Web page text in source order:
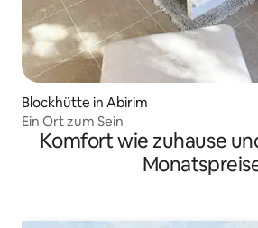
Blockhütte in Abirim
Ein Ort zum Sein
Komfort wie zuhause